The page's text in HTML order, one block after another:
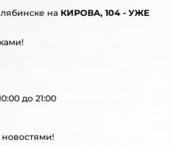
на КИРОВА, 104 - УЖЕ
до 21:00